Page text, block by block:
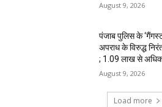
August 9, 2026
पंजाब पुलिस के
अपराध के विरुद्ध
; 1.09 लाख से
August 9, 2026
Load more